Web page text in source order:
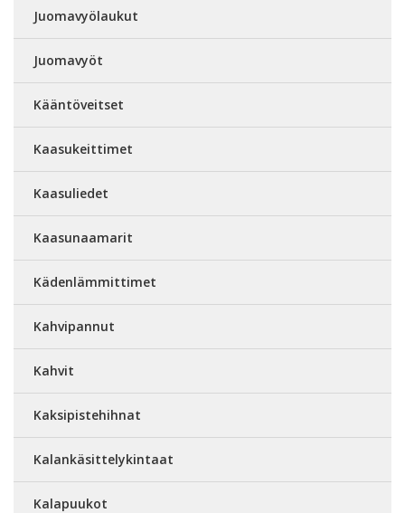
Juomavyölaukut
Juomavyöt
Kääntöveitset
Kaasukeittimet
Kaasuliedet
Kaasunaamarit
Kädenlämmittimet
Kahvipannut
Kahvit
Kaksipistehihnat
Kalankäsittelykintaat
Kalapuukot